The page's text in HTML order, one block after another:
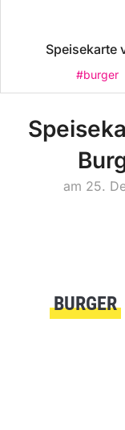
Speisekarte
#burger
am 25.
BURGER